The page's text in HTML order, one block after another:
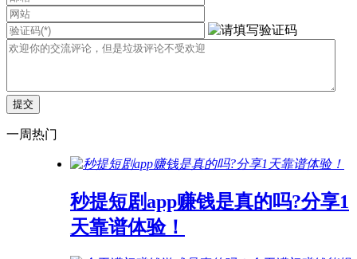
一周热门
秒提短剧app赚钱是真的吗?分享1
天靠谱体验！